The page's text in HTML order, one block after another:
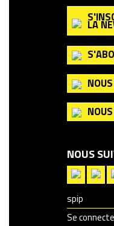
LA
NOUS
spip
Se